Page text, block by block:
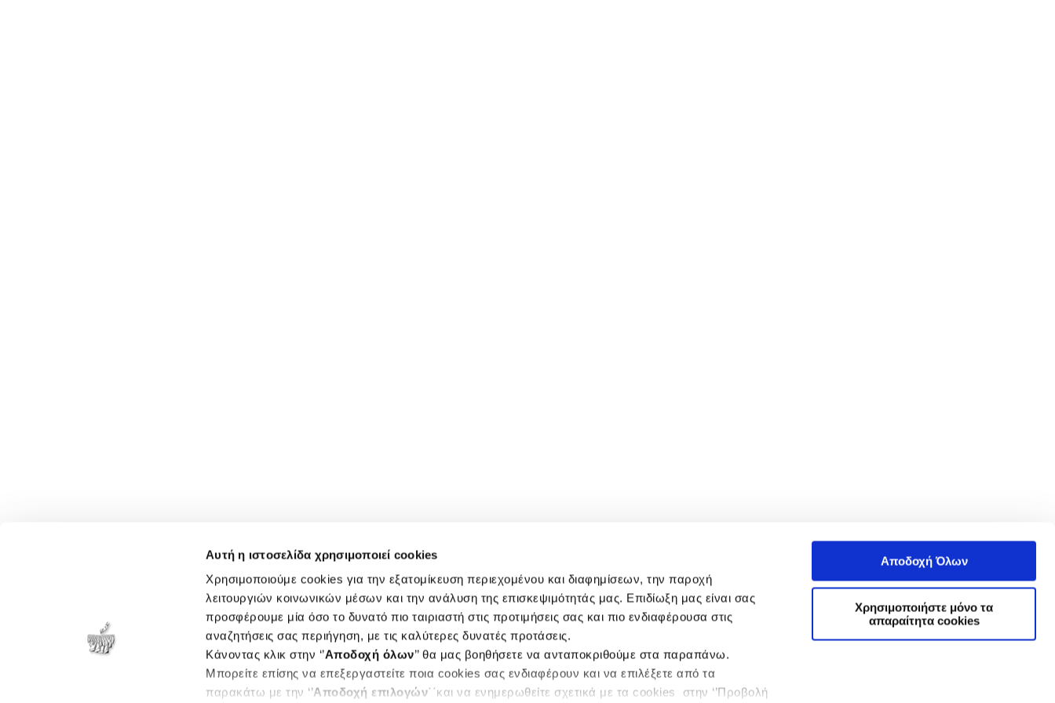
Αυτή η ιστοσελίδα χρησιμοποιεί cookies
Χρησιμοποιούμε cookies για την εξατομίκευση περιεχομένου και διαφημίσεων, την παροχή
λειτουργιών κοινωνικών μέσων και την ανάλυση της επισκεψιμότητάς μας. Επιδίωξη μας είναι σας
προσφέρουμε μία όσο το δυνατό πιο ταιριαστή στις προτιμήσεις σας και πιο ενδιαφέρουσα στις
αναζητήσεις σας περιήγηση, με τις καλύτερες δυνατές προτάσεις.
Κάνοντας κλικ στην ‘’Αποδοχή όλων’’ θα μας βοηθήσετε να ανταποκριθούμε στα παραπάνω.
Μπορείτε επίσης να επεξεργαστείτε ποια cookies σας ενδιαφέρουν και να επιλέξετε από τα
παρακάτω με την ‘’Αποδοχή επιλογών΄΄και να ενημερωθείτε σχετικά με τα cookies στην ‘’Προβολή
Αποδοχή Όλων
Χρησιμοποιήστε μόνο τα
απαραίτητα cookies